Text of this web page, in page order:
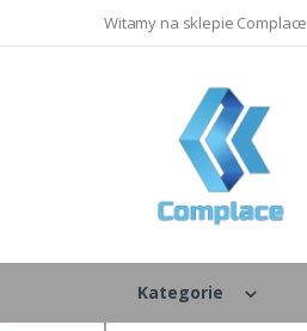
Witamy na sklepie Complace
Kategorie